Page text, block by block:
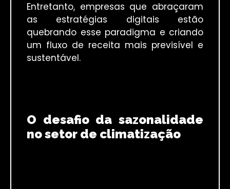
Entretanto, empresas que abraçaram
as estratégias digitais estão
quebrando esse paradigma e criando
um fluxo de receita mais previsível e
sustentável.
O desafio da sazonalidade
no setor de climatização